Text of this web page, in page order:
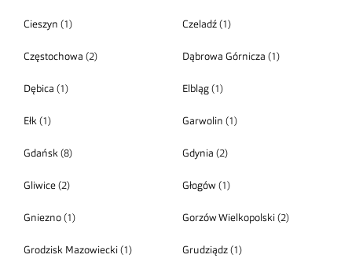
Cieszyn (1) Czeladź(1)
Częstochowa (2) Dąbrowa Górnicza (1)
Dębica (1) Elbląg(1)
Ełk (1) Garwolin (1)
Gdańsk (8) Gdynia (2)
Gliwice (2) Głogów(1)
Gniezno (1) Gorzów Wielkopolski(2)
Grodzisk Mazowiecki (1) Grudziądz(1)